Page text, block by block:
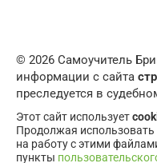
© 2026 Самоучитель
информации с сайта
преследуется в
Этот сайт использует
Продолжая использовать
на работу с этими
пункты